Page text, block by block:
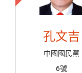
孔文吉
中國國民黨
6號